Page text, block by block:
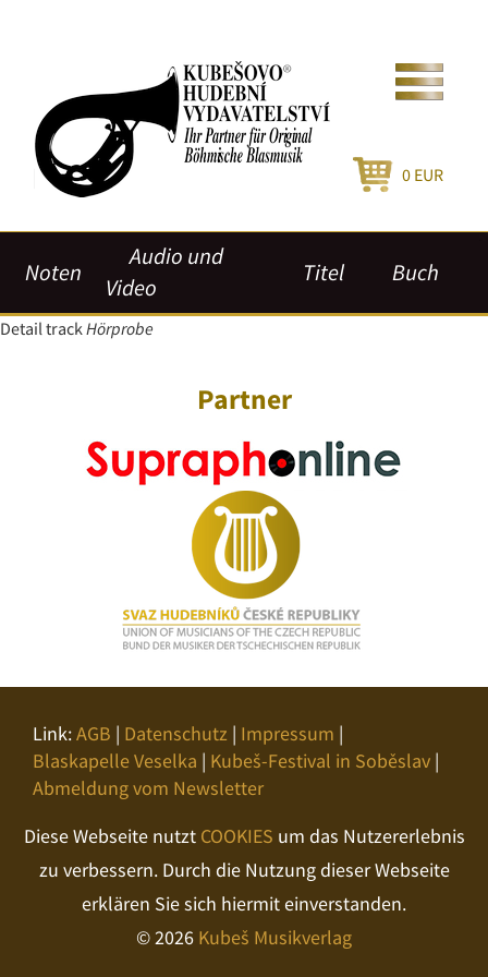
0 EUR
Noten
Audio und
Video
Titel Buch
Detail trackHörprobe
Partner
Link:AGB | Datenschutz | Impressum |
Blaskapelle Veselka | Kubeš-Festival in Soběslav |
Abmeldung vom Newsletter
Diese Webseite nutzt COOKIES um das Nutzererlebnis
zu verbessern. Durch die Nutzung dieser Webseite
erklären Sie sich hiermit einverstanden.
© 2026 Kubeš Musikverlag